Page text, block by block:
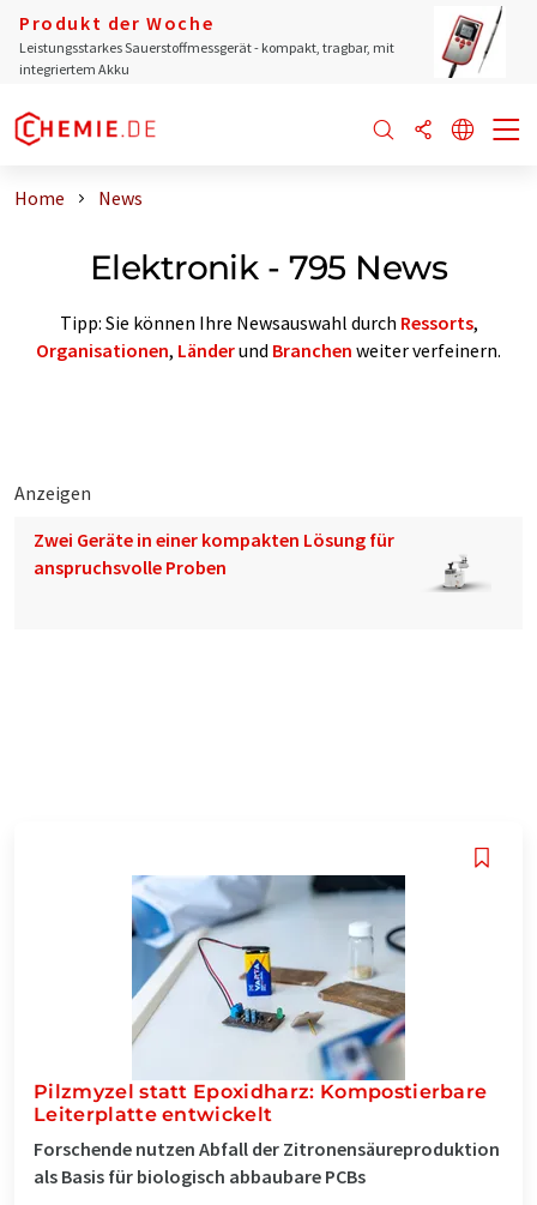
Produkt der Woche
Leistungsstarkes Sauerstoffmessgerät - kompakt, tragbar, mit
integriertem Akku
Home News
Elektronik - 795 News
Tipp: Sie können Ihre Newsauswahl durch Ressorts,
Organisationen, Länderund Branchen weiter verfeinern.
Anzeigen
Zwei Geräte in einer kompakten Lösung für
anspruchsvolle Proben
Pilzmyzel statt Epoxidharz: Kompostierbare
Leiterplatte entwickelt
Forschende nutzen Abfall der Zitronensäureproduktion
als Basis für biologisch abbaubare PCBs